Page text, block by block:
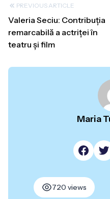
PREVIOUS ARTICLE
Valeria Seciu: Contribuția
remarcabilă a actriței în
teatru și film
Maria
720 views